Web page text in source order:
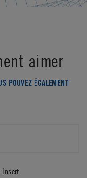
aimer
POUVEZ ÉGALEMENT
Insert